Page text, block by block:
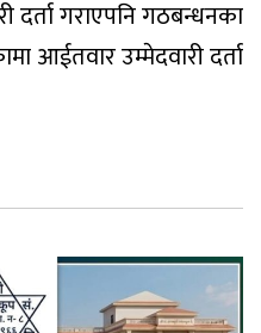
गराएपनि गठबन्धनका
आईतवार उम्मेदवारी दर्ता